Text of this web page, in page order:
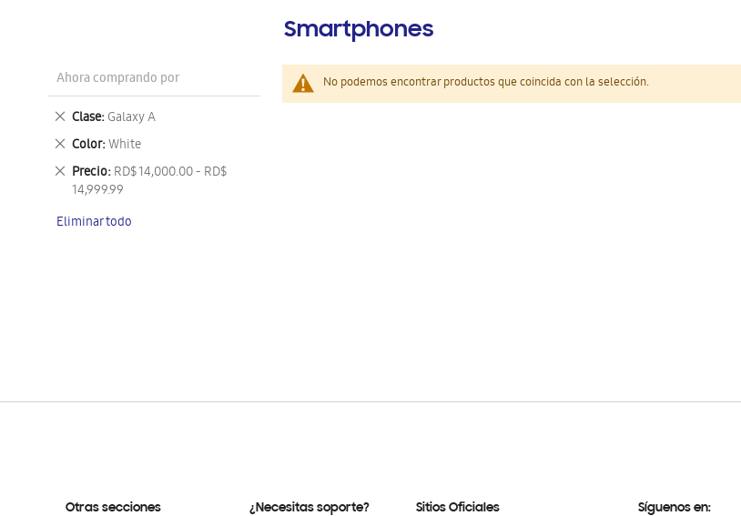
Smartphones
No podemos encontrar productos que coincida con la selección.
Ahora comprando por
Clase Galaxy A
Eliminar
este
artículo
Color White
Eliminar
este
artículo
Precio RD$ 14,000.00 - RD$
14,999.99
Eliminar
este
Eliminar todo
Otras secciones ¿Necesitas soporte? Sitios Oficiales Síguenos en: